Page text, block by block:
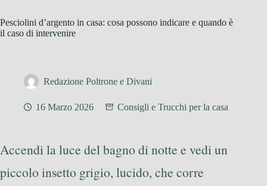
Pesciolini d’argento in casa: cosa possono indicare e quando è
il caso di intervenire
Redazione Poltrone e Divani
16 Marzo 2026 Consigli e Trucchi per la casa
Accendi la luce del bagno di notte e vedi un
piccolo insetto grigio, lucido, che corre